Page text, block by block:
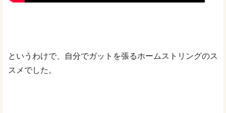
というわけで、自分でガットを張るホームストリングのス
スメでした。